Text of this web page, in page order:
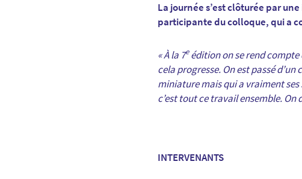
La journée s’est clôturée par
participante du colloque, qui a
« À la 7eédition on se rend compte
cela progresse. On est passé
miniature mais qui a vraiment
c’est tout ce travail ensemble.
INTERVENANTS